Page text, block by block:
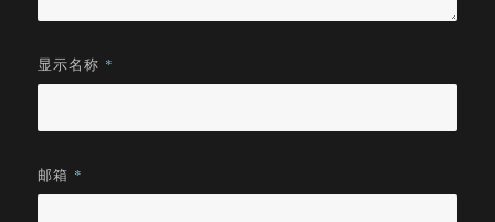
显示名称 *
邮箱 *